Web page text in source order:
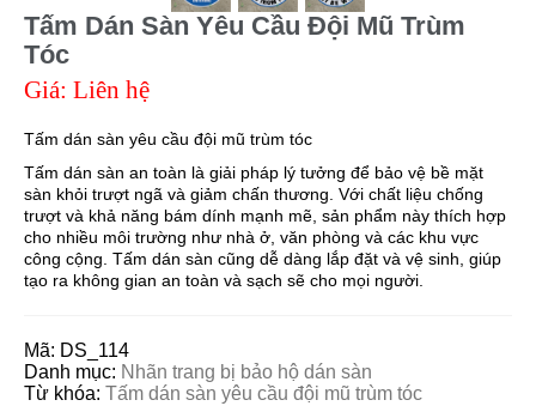
Tấm Dán Sàn Yêu Cầu Đội Mũ Trùm
Tóc
Giá: Liên hệ
Tấm dán sàn yêu cầu đội mũ trùm tóc
Tấm dán sàn an toàn là giải pháp lý tưởng để bảo vệ bề mặt
sàn khỏi trượt ngã và giảm chấn thương. Với chất liệu chống
trượt và khả năng bám dính mạnh mẽ, sản phẩm này thích hợp
cho nhiều môi trường như nhà ở, văn phòng và các khu vực
công cộng. Tấm dán sàn cũng dễ dàng lắp đặt và vệ sinh, giúp
tạo ra không gian an toàn và sạch sẽ cho mọi người.
Mã: DS_114
Danh mục: Nhãn trang bị bảo hộ dán sàn
Từ khóa: Tấm dán sàn yêu cầu đội mũ trùm tóc